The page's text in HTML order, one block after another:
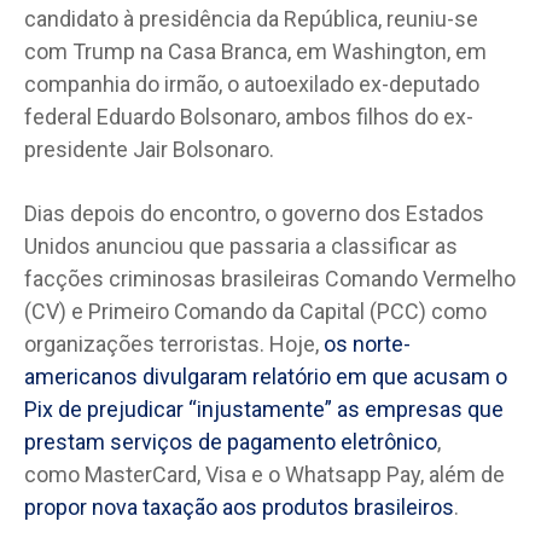
candidato à presidência da República, reuniu-se
com Trump na Casa Branca, em Washington, em
companhia do irmão, o autoexilado ex-deputado
federal Eduardo Bolsonaro, ambos filhos do ex-
presidente Jair Bolsonaro.
Dias depois do encontro, o governo dos Estados
Unidos anunciou que passaria a classificar as
facções criminosas brasileiras Comando Vermelho
(CV) e Primeiro Comando da Capital (PCC) como
organizações terroristas. Hoje, os norte-
americanos divulgaram relatório em que acusam o
Pix de prejudicar “injustamente” as empresas que
prestam serviços de pagamento eletrônico,
como MasterCard, Visa e o Whatsapp Pay, além de
propor nova taxação aos produtos brasileiros.